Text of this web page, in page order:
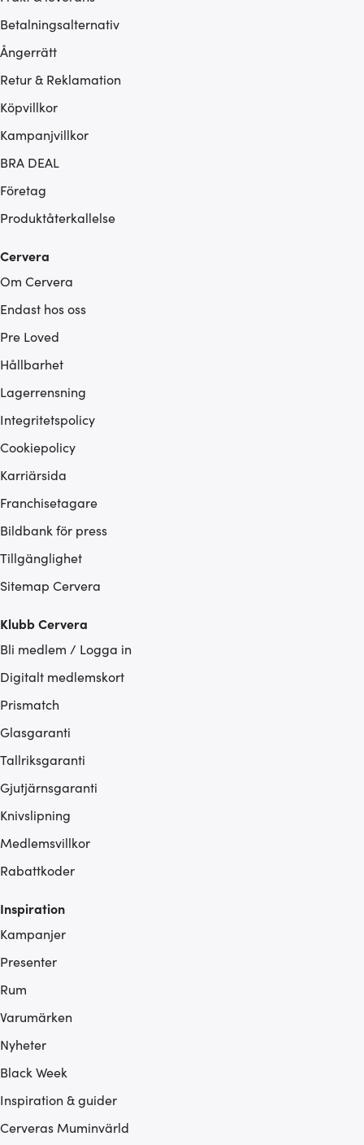
Betalningsalternativ
Ångerrätt
Retur & Reklamation
Köpvillkor
Kampanjvillkor
BRA DEAL
Företag
Produktåterkallelse
Cervera
Om Cervera
Endast hos oss
Pre Loved
Hållbarhet
Lagerrensning
Integritetspolicy
Cookiepolicy
Karriärsida
Franchisetagare
Bildbank för press
Tillgänglighet
Sitemap Cervera
Klubb Cervera
Bli medlem / Logga in
Digitalt medlemskort
Prismatch
Glasgaranti
Tallriksgaranti
Gjutjärnsgaranti
Knivslipning
Medlemsvillkor
Rabattkoder
Inspiration
Kampanjer
Presenter
Rum
Varumärken
Nyheter
Black Week
Inspiration & guider
Cerveras Muminvärld